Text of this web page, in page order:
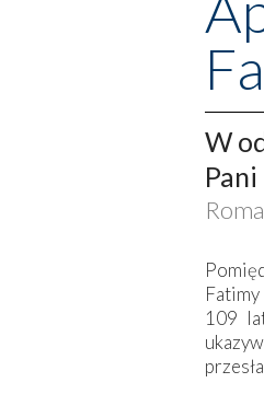
W
Pani
109